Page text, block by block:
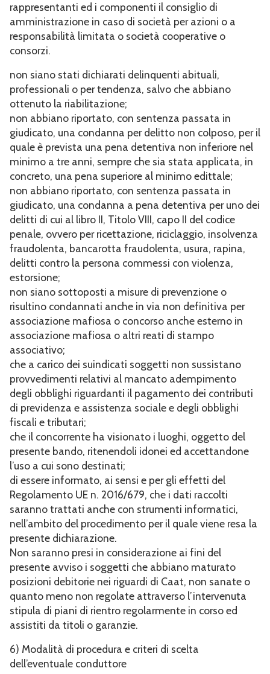
rappresentanti ed i componenti il consiglio di
amministrazione in caso di società per azioni o a
responsabilità limitata o società cooperative o
consorzi.
non siano stati dichiarati delinquenti abituali,
professionali o per tendenza, salvo che abbiano
ottenuto la riabilitazione;
non abbiano riportato, con sentenza passata in
giudicato, una condanna per delitto non colposo, per il
quale è prevista una pena detentiva non inferiore nel
minimo a tre anni, sempre che sia stata applicata, in
concreto, una pena superiore al minimo edittale;
non abbiano riportato, con sentenza passata in
giudicato, una condanna a pena detentiva per uno dei
delitti di cui al libro II, Titolo VIII, capo II del codice
penale, ovvero per ricettazione, riciclaggio, insolvenza
fraudolenta, bancarotta fraudolenta, usura, rapina,
delitti contro la persona commessi con violenza,
estorsione;
non siano sottoposti a misure di prevenzione o
risultino condannati anche in via non definitiva per
associazione mafiosa o concorso anche esterno in
associazione mafiosa o altri reati di stampo
associativo;
che a carico dei suindicati soggetti non sussistano
provvedimenti relativi al mancato adempimento
degli obblighi riguardanti il pagamento dei contributi
di previdenza e assistenza sociale e degli obblighi
fiscali e tributari;
che il concorrente ha visionato i luoghi, oggetto del
presente bando, ritenendoli idonei ed accettandone
l’uso a cui sono destinati;
di essere informato, ai sensi e per gli effetti del
Regolamento UE n. 2016/679, che i dati raccolti
saranno trattati anche con strumenti informatici,
nell’ambito del procedimento per il quale viene resa la
presente dichiarazione.
Non saranno presi in considerazione ai fini del
presente avviso i soggetti che abbiano maturato
posizioni debitorie nei riguardi di Caat, non sanate o
quanto meno non regolate attraverso l’intervenuta
stipula di piani di rientro regolarmente in corso ed
assistiti da titoli o garanzie.
6) Modalità di procedura e criteri di scelta
dell’eventuale conduttore